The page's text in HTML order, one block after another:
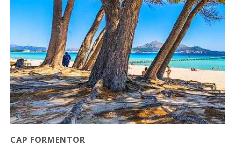
CAP FORMENTOR